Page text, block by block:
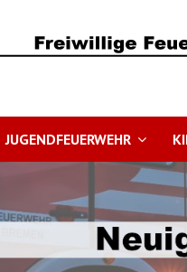
JUGENDFEUERWEHR